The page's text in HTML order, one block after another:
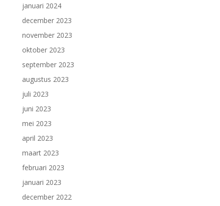
januari 2024
december 2023
november 2023
oktober 2023
september 2023
augustus 2023
juli 2023
juni 2023
mei 2023
april 2023
maart 2023
februari 2023
januari 2023
december 2022